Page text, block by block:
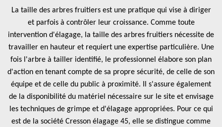
La taille des arbres fruitiers est une pratique qui vise à diriger
et parfois à contrôler leur croissance. Comme toute
intervention d'élagage, la taille des arbres fruitiers nécessite de
travailler en hauteur et requiert une expertise particulière. Une
fois l'arbre à tailler identifié, le professionnel élabore son plan
d'action en tenant compte de sa propre sécurité, de celle de son
équipe et de celle du public à proximité. Il s'assure également
de la disponibilité du matériel nécessaire sur le site et envisage
les techniques de grimpe et d'élagage appropriées. Pour ce qui
est de la société Cresson élagage 45, elle se distingue comme